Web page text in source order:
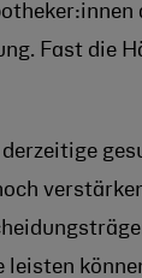
Fast die
derzeitige
leisten